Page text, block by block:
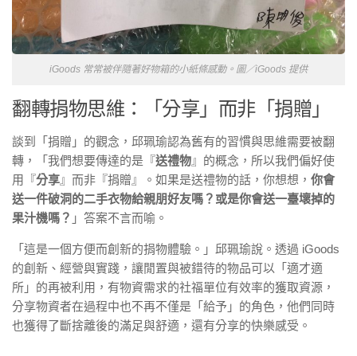
iGoods 常常被伴隨著好物箱的小紙條感動。圖／iGoods 提供
翻轉捐物思維：「分享」而非「捐贈」
談到「捐贈」的觀念，邱珮瑜認為舊有的習慣與思維需要被翻
轉，「我們想要傳達的是『送禮物』的概念，所以我們偏好使
用『分享』而非『捐贈』。如果是送禮物的話，你想想， 你會
送一件破洞的二手衣物給親朋好友嗎？或是你會送一臺壞掉的
果汁機嗎？ 」答案不言而喻。
「這是一個方便而創新的捐物體驗。」邱珮瑜說。透過 iGoods
的創新、經營與實踐，讓閒置與被錯待的物品可以「適才適
所」的再被利用，有物資需求的社福單位有效率的獲取資源，
分享物資者在過程中也不再不僅是「給予」的角色，他們同時
也獲得了斷捨離後的滿足與舒適，還有分享的快樂感受。